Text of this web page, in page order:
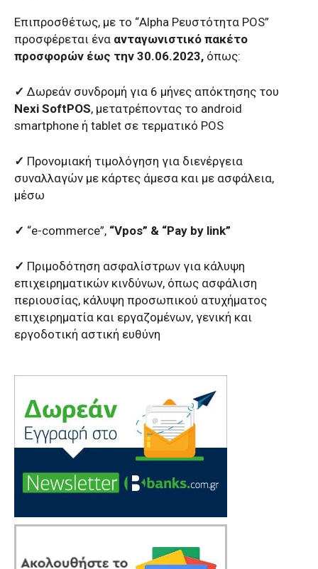
Επιπροσθέτως, με το “Alpha Ρευστότητα POS”
προσφέρεται ένα ανταγωνιστικό πακέτο
προσφορών έως την 30.06.2023, όπως:
✓ Δωρεάν συνδρομή για 6 μήνες απόκτησης του
Nexi SoftPOS, μετατρέποντας το android
smartphone ή tablet σε τερματικό POS
✓ Προνομιακή τιμολόγηση για διενέργεια
συναλλαγών με κάρτες άμεσα και με ασφάλεια,
μέσω
✓ “e-commerce”, “Vpos” & “Pay by link”
✓ Πριμοδότηση ασφαλίστρων για κάλυψη
επιχειρηματικών κινδύνων, όπως ασφάλιση
περιουσίας, κάλυψη προσωπικού ατυχήματος
επιχειρηματία και εργαζομένων, γενική και
εργοδοτική αστική ευθύνη